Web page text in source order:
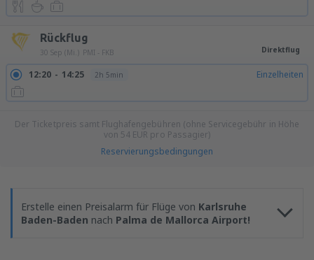
Rückflug
30 Sep (Mi.) PMI - FKB Direktflug
12:20 14:25 2h 5min Einzelheiten
Der Ticketpreis samt Flughafengebühren (ohne Servicegebühr in Höhe
von 54 EUR pro Passagier)
Reservierungsbedingungen
Erstelle einen Preisalarm für Flüge von Karlsruhe
Baden-Baden nach Palma de Mallorca Airport!